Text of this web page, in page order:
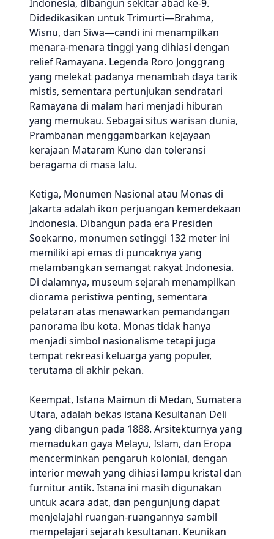
Indonesia, dibangun sekitar abad ke-9.
Didedikasikan untuk Trimurti—Brahma,
Wisnu, dan Siwa—candi ini menampilkan
menara-menara tinggi yang dihiasi dengan
relief Ramayana. Legenda Roro Jonggrang
yang melekat padanya menambah daya tarik
mistis, sementara pertunjukan sendratari
Ramayana di malam hari menjadi hiburan
yang memukau. Sebagai situs warisan dunia,
Prambanan menggambarkan kejayaan
kerajaan Mataram Kuno dan toleransi
beragama di masa lalu.
Ketiga, Monumen Nasional atau Monas di
Jakarta adalah ikon perjuangan kemerdekaan
Indonesia. Dibangun pada era Presiden
Soekarno, monumen setinggi 132 meter ini
memiliki api emas di puncaknya yang
melambangkan semangat rakyat Indonesia.
Di dalamnya, museum sejarah menampilkan
diorama peristiwa penting, sementara
pelataran atas menawarkan pemandangan
panorama ibu kota. Monas tidak hanya
menjadi simbol nasionalisme tetapi juga
tempat rekreasi keluarga yang populer,
terutama di akhir pekan.
Keempat, Istana Maimun di Medan, Sumatera
Utara, adalah bekas istana Kesultanan Deli
yang dibangun pada 1888. Arsitekturnya yang
memadukan gaya Melayu, Islam, dan Eropa
mencerminkan pengaruh kolonial, dengan
interior mewah yang dihiasi lampu kristal dan
furnitur antik. Istana ini masih digunakan
untuk acara adat, dan pengunjung dapat
menjelajahi ruangan-ruangannya sambil
mempelajari sejarah kesultanan. Keunikan